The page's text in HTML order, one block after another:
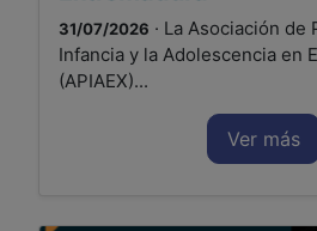
31/07/2026 · La Asociación
Infancia y la Adolescencia en
(APIAEX)...
Ver más